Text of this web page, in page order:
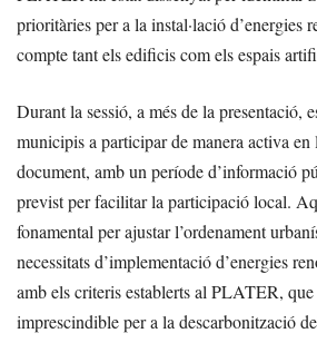
prioritàries per a la instal·lació d’energies
compte tant els edificis com els espais
Durant la sessió, a més de la presentació,
municipis a participar de manera activa
document, amb un període d’informació
previst per facilitar la participació local.
fonamental per ajustar l’ordenament
necessitats d’implementació d’energies
amb els criteris establerts al PLATER, que
imprescindible per a la descarbonització